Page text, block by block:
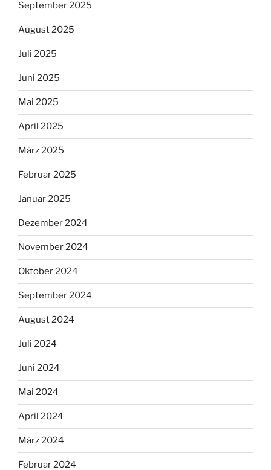
September 2025
August 2025
Juli 2025
Juni 2025
Mai 2025
April 2025
März 2025
Februar 2025
Januar 2025
Dezember 2024
November 2024
Oktober 2024
September 2024
August 2024
Juli 2024
Juni 2024
Mai 2024
April 2024
März 2024
Februar 2024